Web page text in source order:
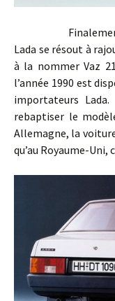
Finalement, au
Lada se résout à
à la nommer Vaz
l’année 1990 est
importateurs
rebaptiser le
Allemagne, la
qu’au Royaume-Uni,